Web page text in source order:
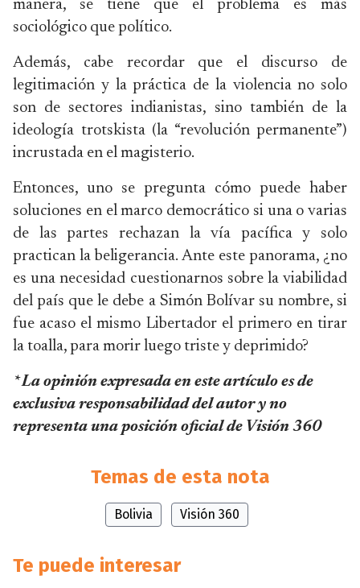
manera, se tiene que el problema es más
sociológico que político.
Además, cabe recordar que el discurso de
legitimación y la práctica de la violencia no solo
son de sectores indianistas, sino también de la
ideología trotskista (la “revolución permanente”)
incrustada en el magisterio.
Entonces, uno se pregunta cómo puede haber
soluciones en el marco democrático si una o varias
de las partes rechazan la vía pacífica y solo
practican la beligerancia. Ante este panorama, ¿no
es una necesidad cuestionarnos sobre la viabilidad
del país que le debe a Simón Bolívar su nombre, si
fue acaso el mismo Libertador el primero en tirar
la toalla, para morir luego triste y deprimido?
* La opinión expresada en este artículo es de
exclusiva responsabilidad del autor y no
representa una posición oficial de Visión 360
Temas de esta nota
Bolivia Visión 360
Te puede interesar